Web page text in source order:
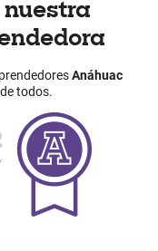
nuestra
Anáhuac
todos.